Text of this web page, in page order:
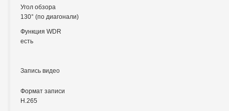
Угол обзора
130° (по диагонали)
Функция WDR
есть
Запись видео
Формат записи
H.265